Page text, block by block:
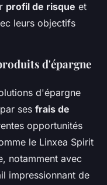
profil de risque et
leurs objectifs
d'épargne
d'épargne
ses frais de
opportunités
le Linxea Spirit
notamment avec
impressionnant de